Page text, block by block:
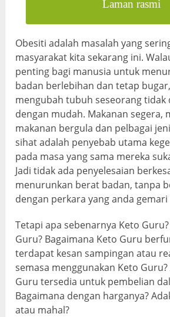
Laman rasmi
Obesiti adalah masalah yang
masyarakat kita sekarang ini.
penting bagi manusia untuk
badan berlebihan dan tetap
mengubah tubuh seseorang tidak
dengan mudah. Makanan segera,
makanan bergula dan pelbagai
sihat adalah penyebab utama
pada masa yang sama mereka
Jadi tidak ada penyelesaian
menurunkan berat badan, tanpa
dengan perkara yang anda gemari
Tetapi apa sebenarnya Keto
Guru? Bagaimana Keto Guru
terdapat kesan sampingan atau
semasa menggunakan Keto
Guru tersedia untuk pembelian
Bagaimana dengan harganya?
atau mahal?